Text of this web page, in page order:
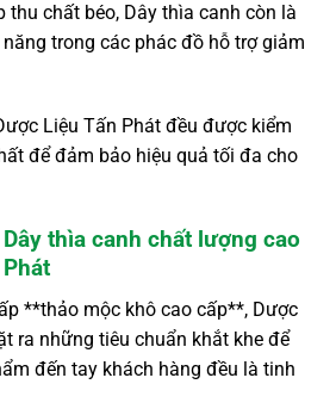
thu chất béo, Dây thìa canh còn là
trong các phác đồ hỗ trợ giảm
Liệu Tấn Phát đều được kiểm
để đảm bảo hiệu quả tối đa cho
thìa canh chất lượng cao
**thảo mộc khô cao cấp**, Dược
ra những tiêu chuẩn khắt khe để
đến tay khách hàng đều là tinh